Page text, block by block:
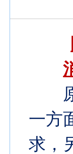
一方
求，